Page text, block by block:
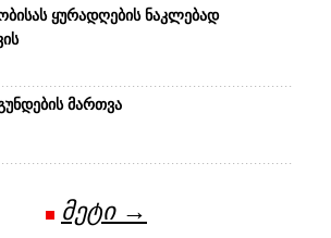
ყურადღების ნაკლებად
მართვა
მეტი →